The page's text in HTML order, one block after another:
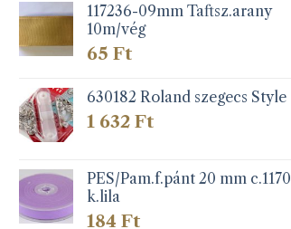
117236-09mm Taftsz.arany
10m/vég
65Ft
630182 Roland szegecs Style
1 632Ft
PES/Pam.f.pánt 20 mm c.1170
k.lila
184Ft